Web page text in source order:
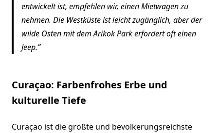
entwickelt ist, empfehlen wir, einen Mietwagen zu
nehmen. Die Westküste ist leicht zugänglich, aber der
wilde Osten mit dem Arikok Park erfordert oft einen
Jeep.
Curaçao: Farbenfrohes Erbe und
kulturelle Tiefe
Curaçao ist die größte und bevölkerungsreichste